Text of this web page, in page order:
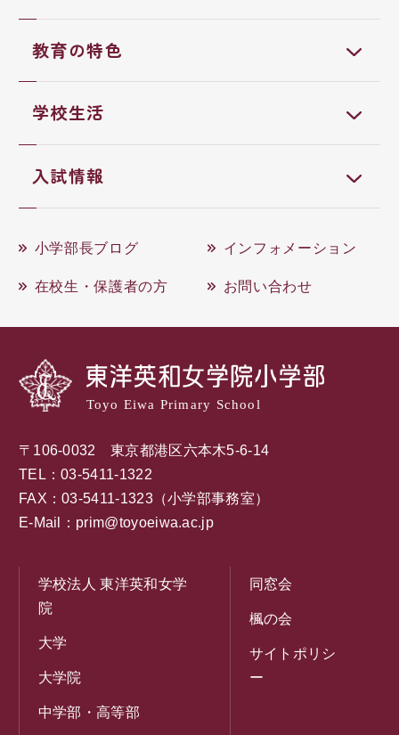
教育の特色
学校生活
入試情報
小学部長ブログ インフォメーション
在校生・保護者の方 お問い合わせ
Toyo Eiwa Primary School
〒106-0032 東京都港区六本木5-6-14
TEL：03-5411-1322
FAX：03-5411-1323（小学部事務室）
E-Mail： prim@toyoeiwa.ac.jp
学校法人 東洋英和女学
院
大学
大学院
中学部・高等部
同窓会
楓の会
サイトポリシ
ー